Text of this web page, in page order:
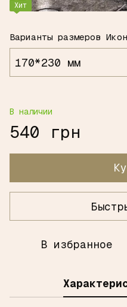
Хит
Варианты размеров
170*230 мм
В наличии
540 грн
В избранное